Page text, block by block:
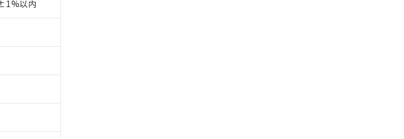
以内
に関して"
の「1.共同利用者の範囲」に記載されて
す。
去に遡って非含有を証明するものではありません。
は、対応完了までの期間は出荷製品に未対応品が
。
から、特段のことがない限り、2022年1月12日よ